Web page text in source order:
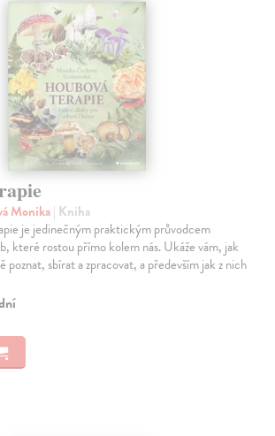
Monika| Kniha
je jedinečným praktickým průvodcem
které rostou přímo kolem nás. Ukáže vám, jak
poznat, sbírat a zpracovat, a především jak z nich